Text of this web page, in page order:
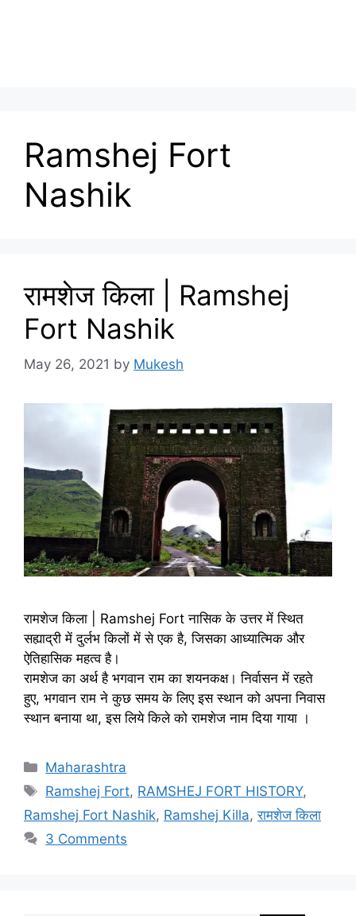
Ramshej Fort
Nashik
रामशेज किला | Ramshej
Fort Nashik
May 26, 2021 by Mukesh
रामशेज किला | Ramshej Fort नासिक के उत्तर में स्थित
सह्याद्री में दुर्लभ किलों में से एक है, जिसका आध्यात्मिक और
ऐतिहासिक महत्व है।
रामशेज का अर्थ है भगवान राम का शयनकक्ष। निर्वासन में रहते
हुए, भगवान राम ने कुछ समय के लिए इस स्थान को अपना निवास
स्थान बनाया था, इस लिये किले को रामशेज नाम दिया गाया ।
Categories
Maharashtra
Tags
Ramshej Fort, RAMSHEJ FORT HISTORY,
Ramshej Fort Nashik, Ramshej Killa,रामशेज किला
3 Comments